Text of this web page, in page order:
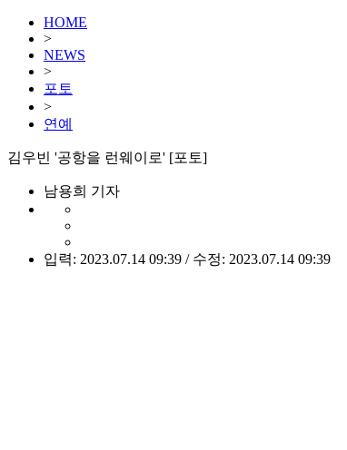
HOME
>
NEWS
>
포토
>
연예
김우빈 '공항을 런웨이로' [포토]
남용희 기자
입력: 2023.07.14 09:39 / 수정: 2023.07.14 09:39